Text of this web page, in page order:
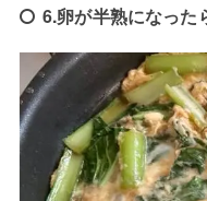
6.卵が半熟になった